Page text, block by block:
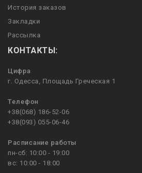
История заказов
Закладки
Рассылка
КОНТАКТЫ:
Цифра
г. Одесса, Площадь Греческая 1
Телефон
+38(068) 186-52-06
+38(093) 055-06-46
Расписание работы
пн-сб: 10:00 - 19:00
вс: 10:00 - 18:00